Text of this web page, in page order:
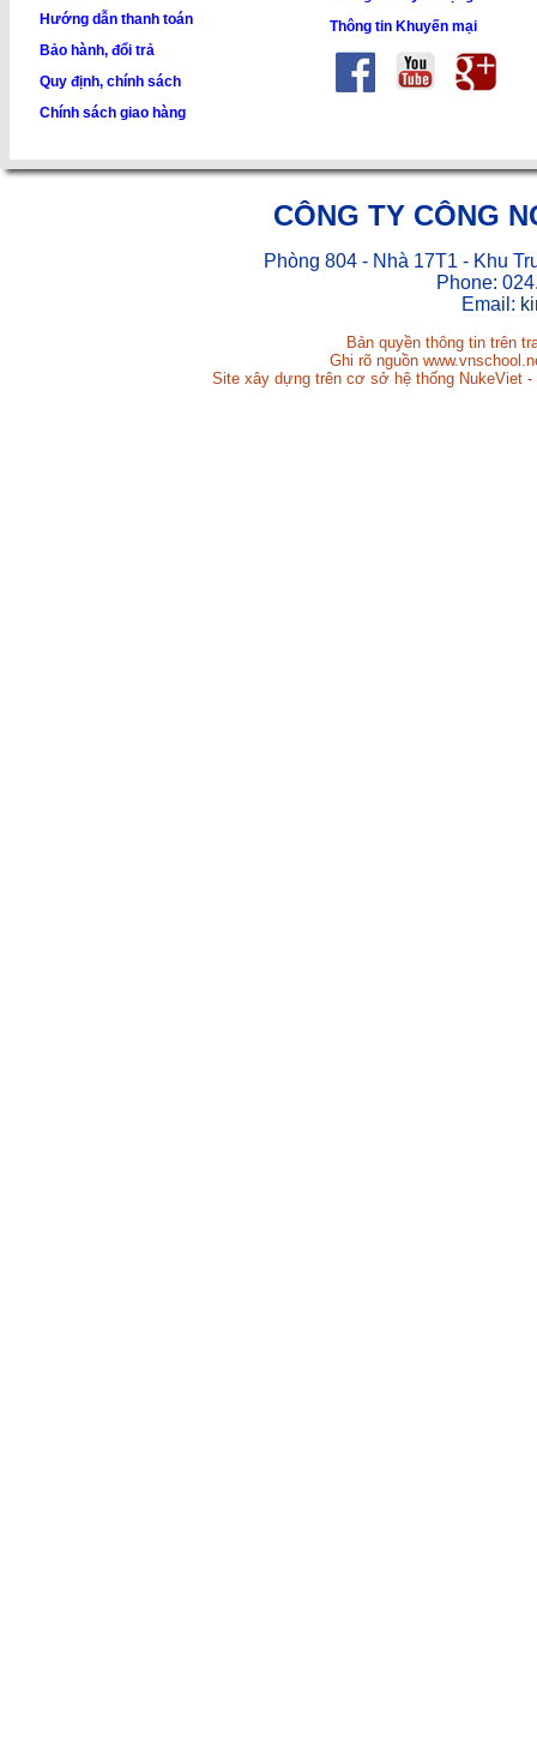
Hướng dẫn thanh toán
Bảo hành, đổi trả
Quy định, chính sách
Chính sách giao hàng
Thông tin Khuyến mại
CÔNG TY CÔNG
Phòng 804 - Nhà 17T1 - Khu
Phone:
Email:
Bản quyền thông tin trên
Ghi rõ nguồn
Site xây dựng trên cơ sở hệ thống NukeViet